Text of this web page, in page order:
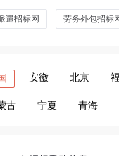
遣招标网 劳务外包招标
安徽 北京
古 宁夏 青海